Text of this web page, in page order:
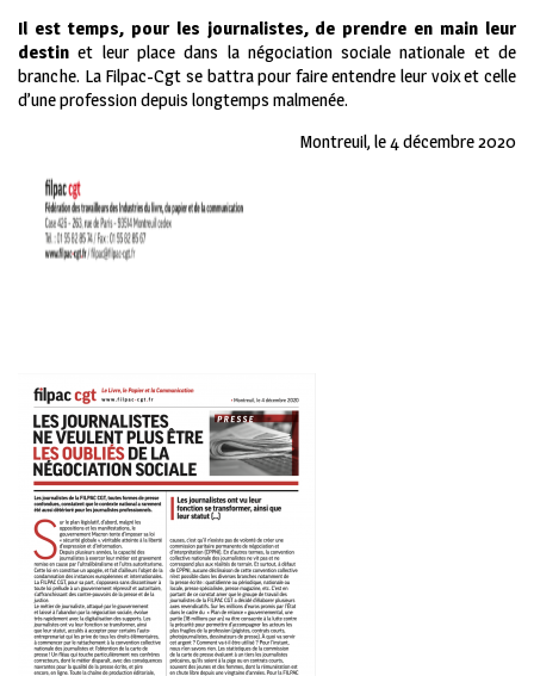
Il est temps, pour les journalistes, de prendre en main leur
destin et leur place dans la négociation sociale nationale et de
branche. La Filpac-Cgt se battra pour faire entendre leur voix et celle
d’une profession depuis longtemps malmenée.
Montreuil, le 4 décembre 2020